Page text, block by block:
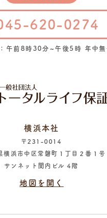
620-0274
午前8時30分~午後5時 年中無
横浜本社
〒231-0014
横浜市中区常磐町１丁目２番１号
サンネット関内ビル 4階
地図を開く